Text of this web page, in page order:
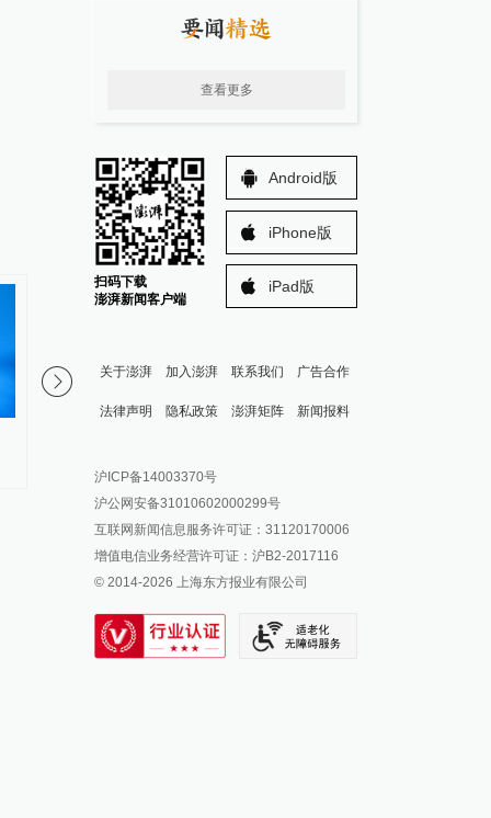
查看更多
扫码下载
澎湃新闻客户端
Android版
iPhone版
iPad版
关于澎湃 加入澎湃 联系我们 广告合作
法律声明 隐私政策 澎湃矩阵
澎湃新闻公众号
澎湃新闻抖音号
派生万物开放平台
IP SHANGHAI
SIXTH TONE
新闻报料
报料邮箱: news@thepaper.cn
沪ICP备14003370号
沪公网安备31010602000299号
互联网新闻信息服务许可证：31120170006
增值电信业务经营许可证：沪B2-2017116
© 2014-2026 上海东方报业有限公司